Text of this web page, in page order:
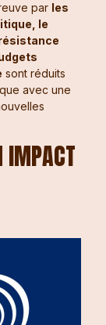
par les
le
sont réduits
avec une
IMPACT